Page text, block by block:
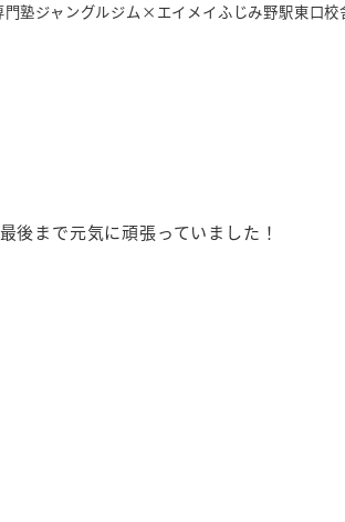
門塾ジャングルジム×エイメイふじみ野駅東口校
まで元気に頑張っていました！